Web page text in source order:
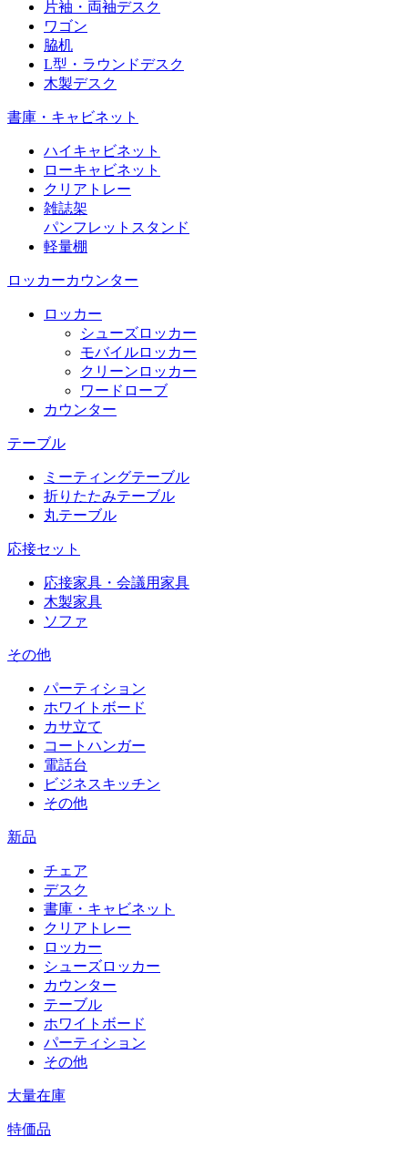
片袖・両袖デスク
ワゴン
脇机
L型・ラウンドデスク
木製デスク
書庫・キャビネット
ハイキャビネット
ローキャビネット
クリアトレー
雑誌架
パンフレットスタンド
軽量棚
ロッカーカウンター
ロッカー
シューズロッカー
モバイルロッカー
クリーンロッカー
ワードローブ
カウンター
テーブル
ミーティングテーブル
折りたたみテーブル
丸テーブル
応接セット
応接家具・会議用家具
木製家具
ソファ
その他
パーティション
ホワイトボード
カサ立て
コートハンガー
電話台
ビジネスキッチン
その他
新品
チェア
デスク
書庫・キャビネット
クリアトレー
ロッカー
シューズロッカー
カウンター
テーブル
ホワイトボード
パーティション
その他
大量在庫
特価品